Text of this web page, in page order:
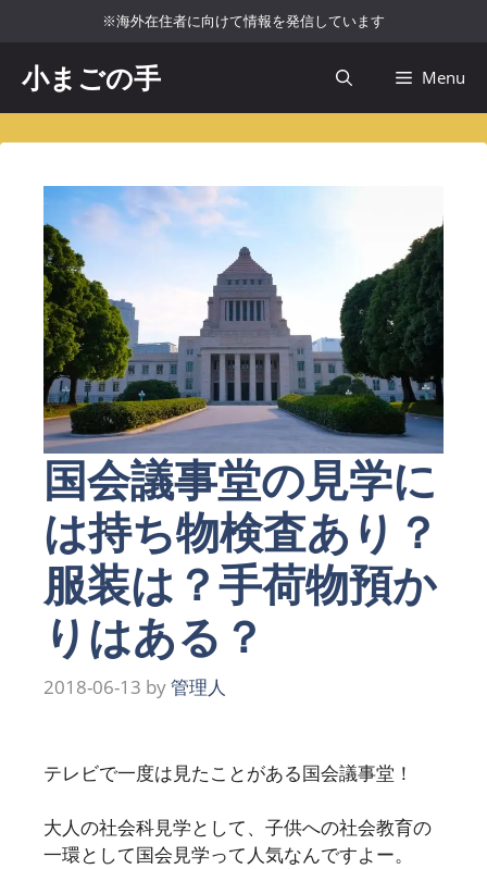
ツ
へ
※海外在住者に向けて情報を発信しています
小まごの手 Menu
国会議事堂の見学に
は持ち物検査あり？
服装は？手荷物預か
りはある？
2018-06-13 by管理人
テレビで一度は見たことがある国会議事堂！
大人の社会科見学として、子供への社会教育の
一環として国会見学って人気なんですよー。